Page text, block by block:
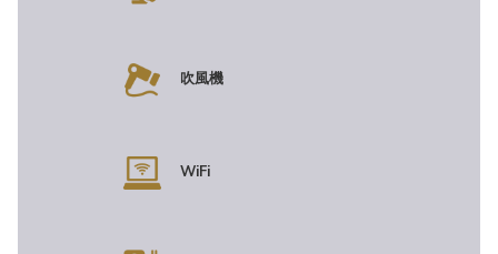
吹風機
WiFi